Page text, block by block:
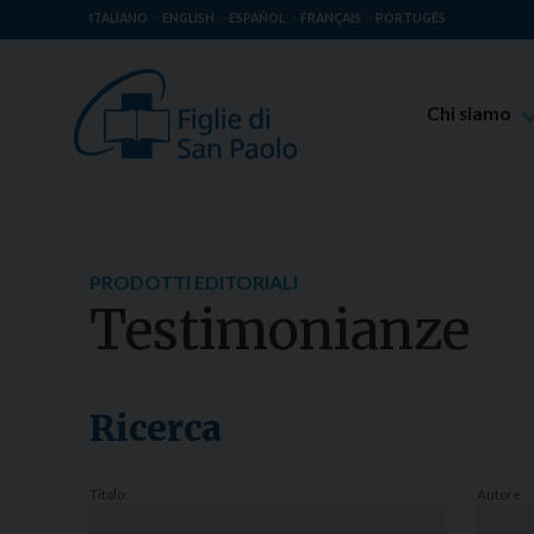
ITALIANO ENGLISH ESPAÑOL FRANÇAIS PORTUGÊS
Chi siamo
Luoghi delle
PRODOTTI EDITORIALI
Testimonianze
Ricerca
Titolo: Autore: